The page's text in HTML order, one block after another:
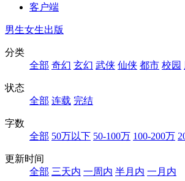
客户端
男生女生出版
分类
全部 奇幻 玄幻 武侠 仙侠 都市 校园
状态
全部 连载 完结
字数
全部 50万以下 50-100万 100-200万
更新时间
全部 三天内 一周内 半月内 一月内